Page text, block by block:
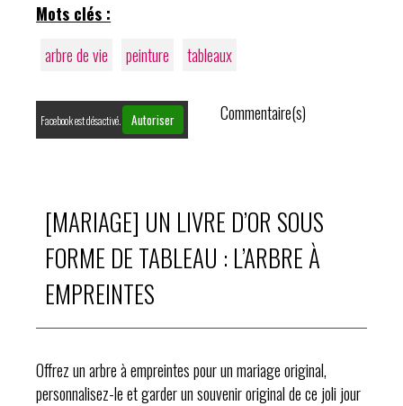
Mots clés :
arbre de vie
peinture tableaux
Facebook est désactivé. Autoriser Commentaire(s)
[MARIAGE] UN LIVRE D’OR SOUS
FORME DE TABLEAU : L’ARBRE À
EMPREINTES
Offrez un arbre à empreintes pour un mariage original,
personnalisez-le et garder un souvenir original de ce joli jour